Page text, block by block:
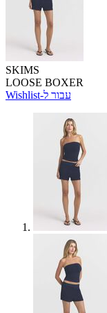
SKIMS
LOOSE BOXER
Wishlist-עבור ל